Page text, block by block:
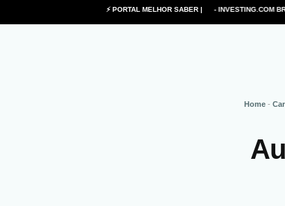
⚡ PORTAL MELHOR SABER |
RESULTADOS COM TECNOLOGIA DE ABLAÇÃO EM FOCO - INVESTING.COM
Home -